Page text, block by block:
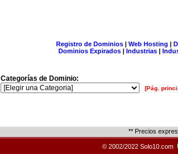
Registro de Dominios| Web Hosting |
Dominios Expirados | Industrias |
Categorías de Dominio:
[Pág.
** Precios
© 2002/2022 Solo10.com